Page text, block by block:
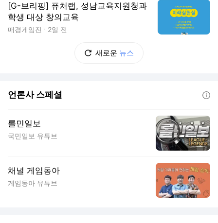
[G-브리핑] 퓨처랩, 성남교육지원청과
학생 대상 창의교육
매경게임진 2일 전
새로운 뉴스
언론사 스페셜
롤민일보
국민일보 유튜브
채널 게임동아
게임동아 유튜브